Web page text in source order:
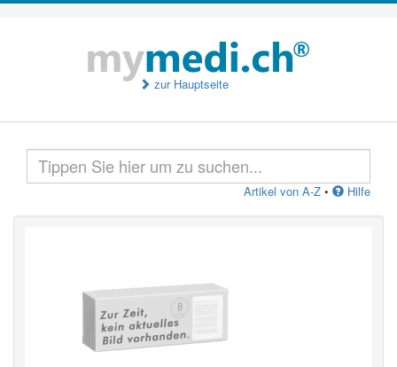
zur Hauptseite
Artikel von A-Z • Hilfe